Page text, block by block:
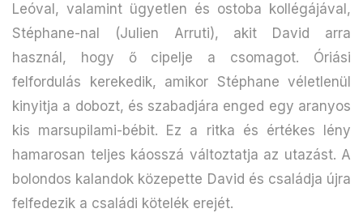
Leóval, valamint ügyetlen és ostoba kollégájával,
Stéphane-nal (Julien Arruti), akit David arra
használ, hogy ő cipelje a csomagot. Óriási
felfordulás kerekedik, amikor Stéphane véletlenül
kinyitja a dobozt, és szabadjára enged egy aranyos
kis marsupilami-bébit. Ez a ritka és értékes lény
hamarosan teljes káosszá változtatja az utazást. A
bolondos kalandok közepette David és családja újra
felfedezik a családi kötelék erejét.